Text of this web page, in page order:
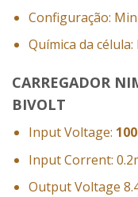
Configuração:
Química da
CARREGADOR
BIVOLT
Input Voltage:
Input Corrent:
Output Voltage